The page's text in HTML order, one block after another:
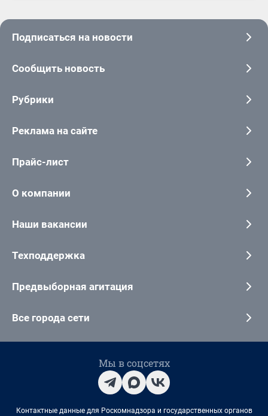
Подписаться на новости
Сообщить новость
Рубрики
Реклама на сайте
Прайс-лист
О компании
Наши вакансии
Техподдержка
Предвыборная агитация
Все города сети
Мы в соцсетях
Контактные данные для Роскомнадзора и государственных органов